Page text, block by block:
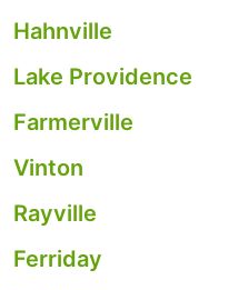
Hahnville
Lake Providence
Farmerville
Vinton
Rayville
Ferriday